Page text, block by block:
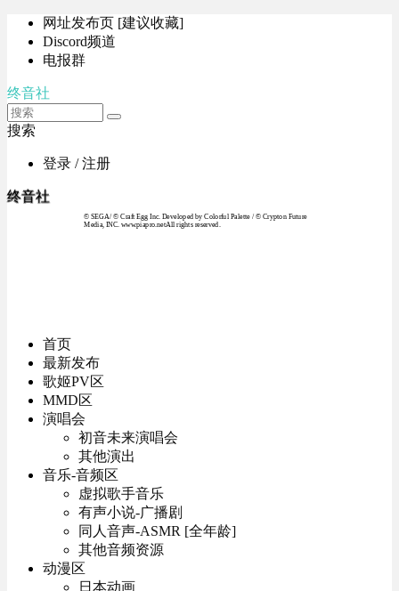
网址发布页 [建议收藏]
Discord频道
电报群
终音社
搜索
登录 / 注册
终音社
© SEGA / © Craft Egg Inc. Developed by Colorful Palette / © Crypton Future
Media, INC. www.piapro.netAll rights reserved.
首页
最新发布
歌姬PV区
MMD区
演唱会
初音未来演唱会
其他演出
音乐-音频区
虚拟歌手音乐
有声小说-广播剧
同人音声-ASMR [全年龄]
其他音频资源
动漫区
日本动画